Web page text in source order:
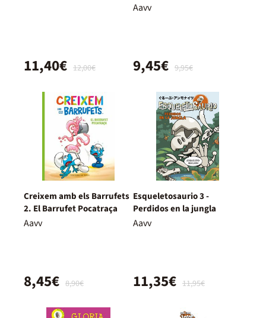
12,00€
11,40€
Aavv
9,95€
9,45€
Creixem amb els Barrufets
2. El Barrufet Pocatraça
Aavv
8,90€
8,45€
Esqueletosaurio 3 -
Perdidos en la jungla
Aavv
11,95€
11,35€